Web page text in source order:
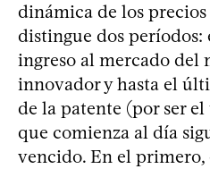
dinámica de los
distingue dos
ingreso al mercado del
innovador y hasta el
de la patente (por ser
que comienza al día
vencido. En el